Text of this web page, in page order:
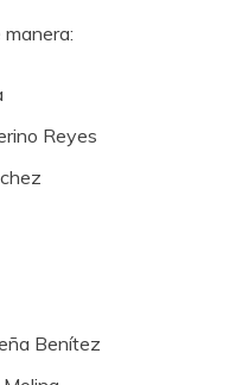
Reyes
Benítez